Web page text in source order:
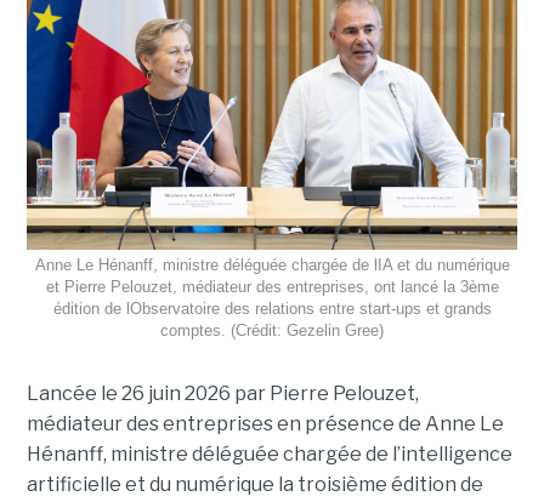
Anne Le Hénanff, ministre déléguée chargée de lIA et du numérique
et Pierre Pelouzet, médiateur des entreprises, ont lancé la 3ème
édition de lObservatoire des relations entre start-ups et grands
comptes. (Crédit: Gezelin Gree)
Lancée le 26 juin 2026 par Pierre Pelouzet,
médiateur des entreprises en présence de Anne Le
Hénanff, ministre déléguée chargée de l’intelligence
artificielle et du numérique la troisième édition de